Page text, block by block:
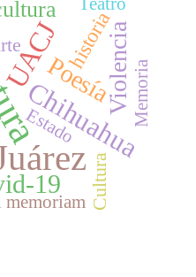
UACJ
Chihuahua
19
PoesíaViolencia
historia
Cultura
memoriam
Memoria
Estado